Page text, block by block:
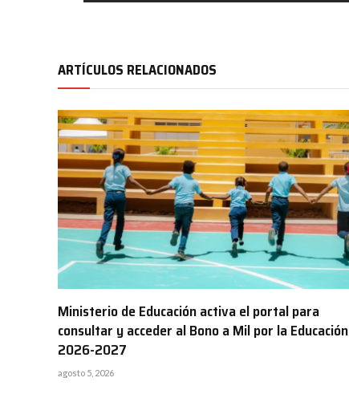
ARTÍCULOS RELACIONADOS
Ministerio de Educación activa el portal para
consultar y acceder al Bono a Mil por la Educación
2026-2027
agosto 5, 2026